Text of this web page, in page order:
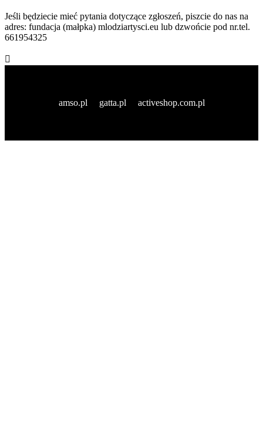
Jeśli będziecie mieć pytania dotyczące zgłoszeń, piszcie do nas na
adres: fundacja (małpka) mlodziartysci.eu lub dzwońcie pod nr.tel.
661954325

amso.pl gatta.pl activeshop.com.pl